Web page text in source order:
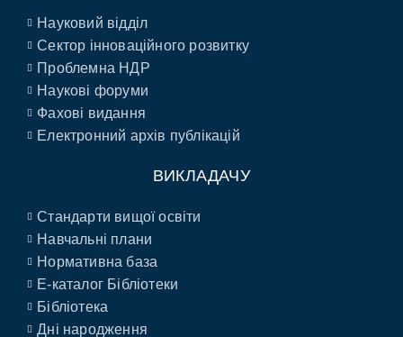
Науковий відділ
Сектор інноваційного розвитку
Проблемна НДР
Наукові форуми
Фахові видання
Електронний архів публікацій
ВИКЛАДАЧУ
Стандарти вищої освіти
Навчальні плани
Нормативна база
E-каталог Бібліотеки
Бібліотека
Дні народження